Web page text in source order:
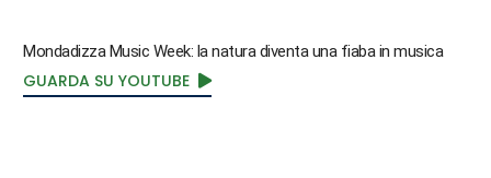
Mondadizza Music Week: la natura diventa una fiaba in musica
GUARDA SU YOUTUBE